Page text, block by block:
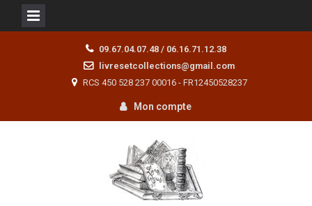
09.67.04.07.48 / 06.16.71.12.38
livresetcollections@gmail.com
RCS 450 528 237 00016 - FR12450528237
Mon compte